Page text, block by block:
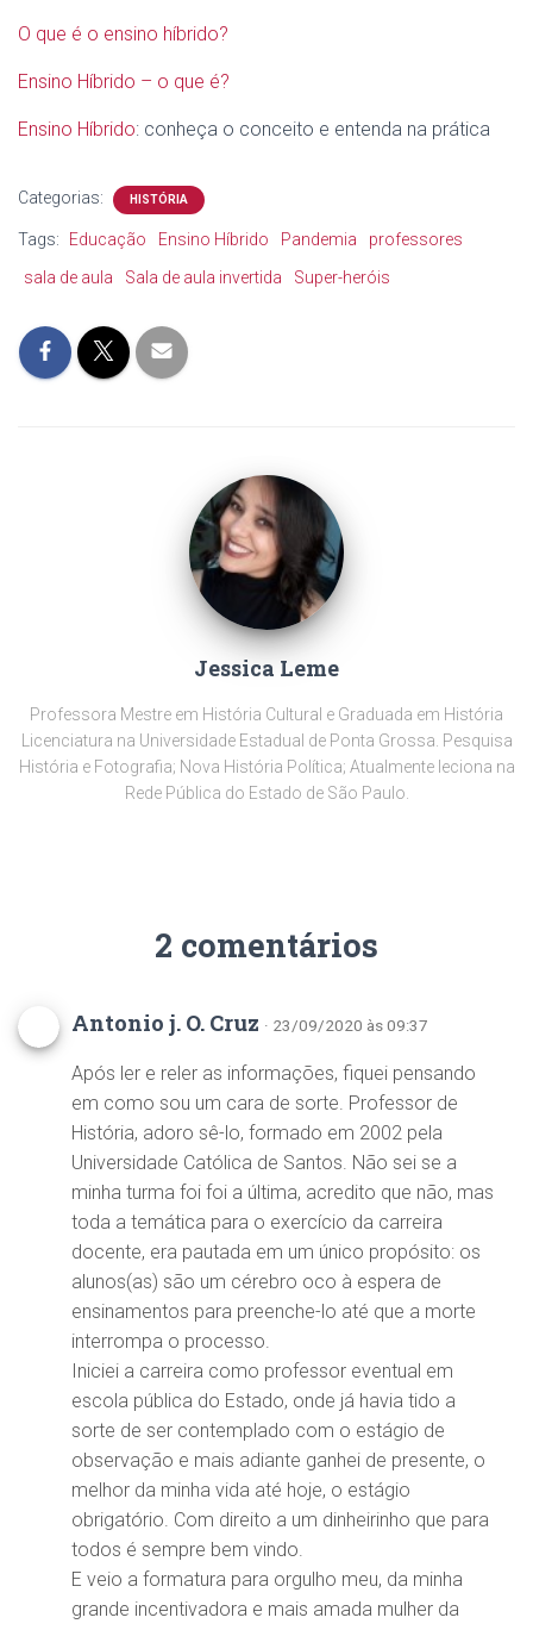
O que é o ensino híbrido?
Ensino Híbrido – o que é?
Ensino Híbrido: conheça o conceito e entenda na prática
Categorias: HISTÓRIA
Tags: Educação Ensino Híbrido Pandemia
professores
sala de aula
Sala de aula invertida Super-heróis
Jessica Leme
Professora Mestre em História Cultural e Graduada em História
Licenciatura na Universidade Estadual de Ponta Grossa. Pesquisa
História e Fotografia; Nova História Política; Atualmente leciona na
Rede Pública do Estado de São Paulo.
2 comentários
Antonio j. O. Cruz · 23/09/2020 às 09:37
Após ler e reler as informações, fiquei pensando
em como sou um cara de sorte. Professor de
História, adoro sê-lo, formado em 2002 pela
Universidade Católica de Santos. Não sei se a
minha turma foi foi a última, acredito que não, mas
toda a temática para o exercício da carreira
docente, era pautada em um único propósito: os
alunos(as) são um cérebro oco à espera de
ensinamentos para preenche-lo até que a morte
interrompa o processo.
Iniciei a carreira como professor eventual em
escola pública do Estado, onde já havia tido a
sorte de ser contemplado com o estágio de
observação e mais adiante ganhei de presente, o
melhor da minha vida até hoje, o estágio
obrigatório. Com direito a um dinheirinho que para
todos é sempre bem vindo.
E veio a formatura para orgulho meu, da minha
grande incentivadora e mais amada mulher da